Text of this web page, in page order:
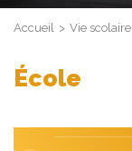
Accueil Vie scolaire
École